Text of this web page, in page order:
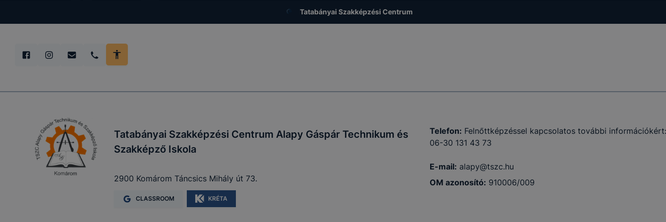
Tatabányai Szakképzési Centrum
Tatabányai Szakképzési Centrum Alapy Gáspár Technikum és
Szakképző Iskola
2900 Komárom Táncsics Mihály út 73.
CLASSROOM KRÉTA
Telefon: Felnőttképzéssel kapcsolatos további
06-30 131 43 73
E-mail: alapy@tszc.hu
OM azonosító: 910006/009